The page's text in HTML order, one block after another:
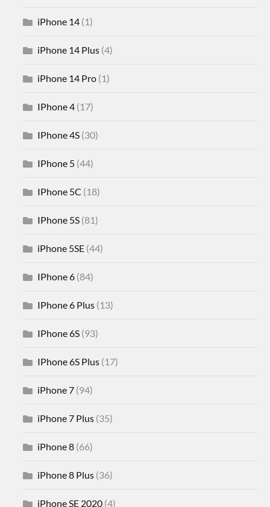
iPhone 14 (1)
iPhone 14 Plus (4)
iPhone 14 Pro (1)
IPhone 4 (17)
IPhone 4S (30)
IPhone 5 (44)
IPhone 5C (18)
IPhone 5S (81)
iPhone 5SE (44)
IPhone 6 (84)
IPhone 6 Plus (13)
IPhone 6S (93)
IPhone 6S Plus (17)
iPhone 7 (94)
iPhone 7 Plus (35)
iPhone 8 (66)
iPhone 8 Plus (36)
iPhone SE 2020 (4)